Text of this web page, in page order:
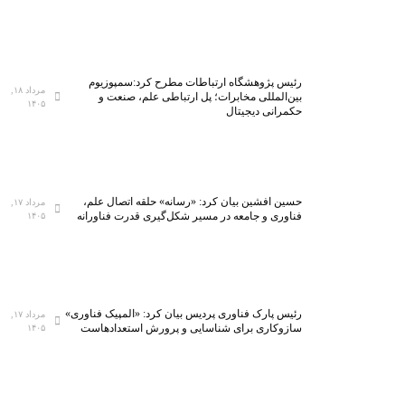
رئیس پژوهشگاه ارتباطات مطرح کرد:سمپوزیوم
بین‌المللی مخابرات؛ پل ارتباطی علم، صنعت و
حکمرانی دیجیتال
۱۴۰۵
حسین افشین بیان کرد: «رسانه» حلقه اتصال علم،
فناوری و جامعه در مسیر شکل‌گیری قدرت فناورانه
۱۴۰۵
رئیس پارک فناوری پردیس بیان کرد: «المپیک فناوری»
سازوکاری برای شناسایی و پرورش استعدادهاست
۱۴۰۵